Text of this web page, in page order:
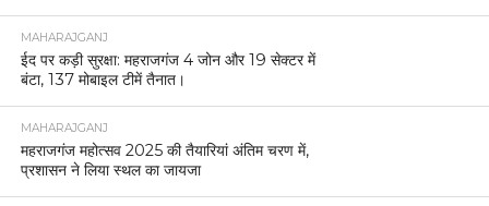
MAHARAJGANJ
ईद पर कड़ी सुरक्षा: महराजगंज 4 जोन और 19 सेक्टर में
बंटा, 137 मोबाइल टीमें तैनात।
MAHARAJGANJ
महराजगंज महोत्सव 2025 की तैयारियां अंतिम चरण में,
प्रशासन ने लिया स्थल का जायजा